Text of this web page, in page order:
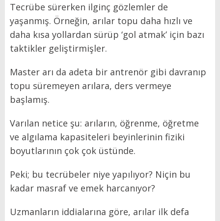
Tecrübe sürerken ilginç gözlemler de
yaşanmış. Örneğin, arılar topu daha hızlı ve
daha kısa yollardan sürüp ‘gol atmak’ için bazı
taktikler geliştirmişler.
Master arı da adeta bir antrenör gibi davranıp
topu süremeyen arılara, ders vermeye
başlamış.
Varılan netice şu: arıların, öğrenme, öğretme
ve algılama kapasiteleri beyinlerinin fiziki
boyutlarının çok çok üstünde.
Peki; bu tecrübeler niye yapılıyor? Niçin bu
kadar masraf ve emek harcanıyor?
Uzmanların iddialarına göre, arılar ilk defa